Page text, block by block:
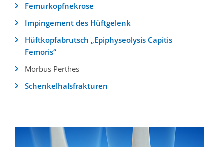
Femurkopfnekrose
Impingement des Hüftgelenk
Hüftkopfabrutsch „Epiphyseolysis Capitis
Femoris“
Morbus Perthes
Schenkelhalsfrakturen